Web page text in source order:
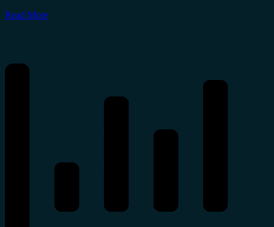
Read More